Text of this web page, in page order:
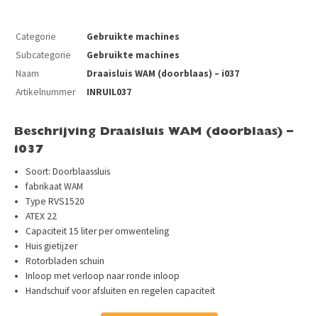
Categorie
Gebruikte machines
Subcategorie
Gebruikte machines
Naam
Draaisluis WAM (doorblaas) – i037
Artikelnummer
INRUIL037
Beschrijving Draaisluis WAM (doorblaas) –
i037
Soort: Doorblaassluis
fabrikaat WAM
Type RVS1520
ATEX 22
Capaciteit 15 liter per omwenteling
Huis gietijzer
Rotorbladen schuin
Inloop met verloop naar ronde inloop
Handschuif voor afsluiten en regelen capaciteit